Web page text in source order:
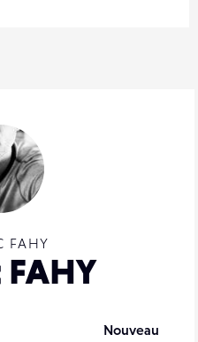
FAHY
Nouveau